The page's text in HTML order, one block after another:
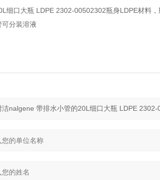
细口大瓶 LDPE 2302-00502302瓶身LDPE材料，
分装溶液